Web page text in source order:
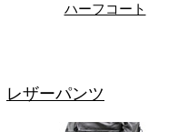
ハーフコート
レザーパンツ